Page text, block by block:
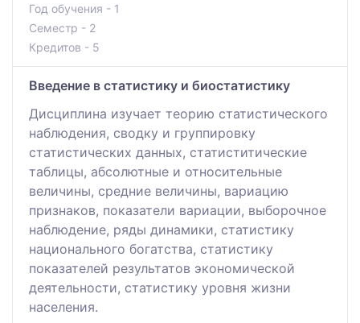
Год обучения - 1
Семестр - 2
Кредитов - 5
Введение в статистику и биостатистику
Дисциплина изучает теорию статистического
наблюдения, сводку и группировку
статистических данных, статиститические
таблицы, абсолютные и относительные
величины, средние величины, вариацию
признаков, показатели вариации, выборочное
наблюдение, ряды динамики, статистику
национального богатства, статистику
показателей результатов экономической
деятельности, статистику уровня жизни
населения.